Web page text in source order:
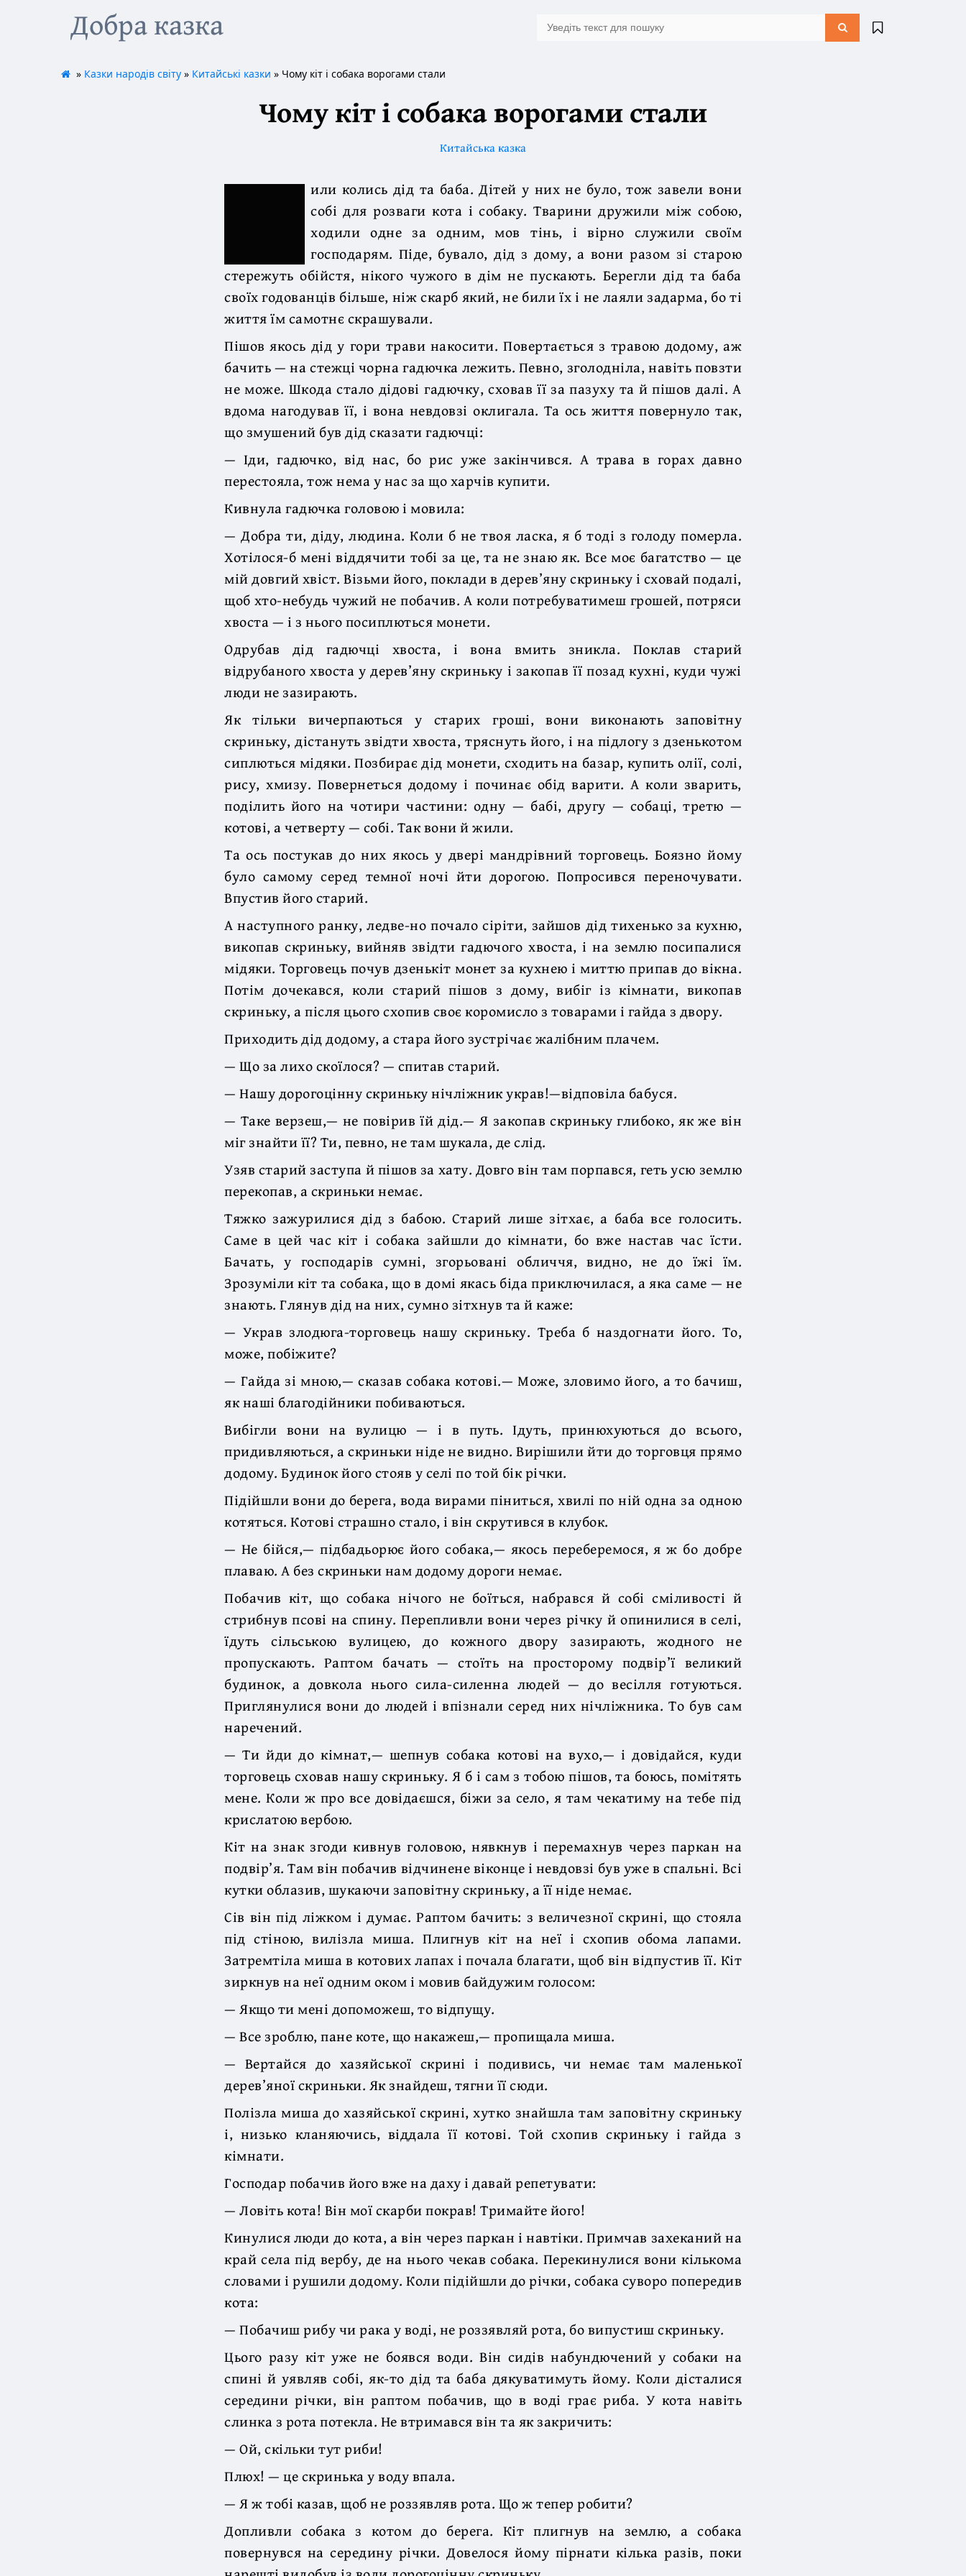
Добра казка
» Казки народів світу» Китайські казки » Чому кіт і собака ворогами стали
Чому кіт і собака ворогами стали
Китайська казка
или колись дід та баба. Дітей у них не було, тож завели вони
собі для розваги кота і собаку. Тварини дружили між собою,
ходили одне за одним, мов тінь, і вірно служили своїм
господарям. Піде, бувало, дід з дому, а вони разом зі старою
стережуть обійстя, нікого чужого в дім не пускають. Берегли дід та баба
своїх годованців більше, ніж скарб який, не били їх і не лаяли задарма, бо ті
життя їм самотнє скрашували.
Пішов якось дід у гори трави накосити. Повертається з травою додому, аж
бачить — на стежці чорна гадючка лежить. Певно, зголодніла, навіть повзти
не може. Шкода стало дідові гадючку, сховав її за пазуху та й пішов далі. А
вдома нагодував її, і вона невдовзі оклигала. Та ось життя повернуло так,
що змушений був дід сказати гадючці:
— Іди, гадючко, від нас, бо рис уже закінчився. А трава в горах давно
перестояла, тож нема у нас за що харчів купити.
Кивнула гадючка головою і мовила:
— Добра ти, діду, людина. Коли б не твоя ласка, я б тоді з голоду померла.
Хотілося-б мені віддячити тобі за це, та не знаю як. Все моє багатство — це
мій довгий хвіст. Візьми його, поклади в дерев’яну скриньку і сховай подалі,
щоб хто-небудь чужий не побачив. А коли потребуватимеш грошей, потряси
хвоста — і з нього посиплються монети.
Одрубав дід гадючці хвоста, і вона вмить зникла. Поклав старий
відрубаного хвоста у дерев’яну скриньку і закопав її позад кухні, куди чужі
люди не зазирають.
Як тільки вичерпаються у старих гроші, вони виконають заповітну
скриньку, дістануть звідти хвоста, тряснуть його, і на підлогу з дзенькотом
сиплються мідяки. Позбирає дід монети, сходить на базар, купить олії, солі,
рису, хмизу. Повернеться додому і починає обід варити. А коли зварить,
поділить його на чотири частини: одну — бабі, другу — собаці, третю —
котові, а четверту — собі. Так вони й жили.
Та ось постукав до них якось у двері мандрівний торговець. Боязно йому
було самому серед темної ночі йти дорогою. Попросився переночувати.
Впустив його старий.
А наступного ранку, ледве-но почало сіріти, зайшов дід тихенько за кухню,
викопав скриньку, вийняв звідти гадючого хвоста, і на землю посипалися
мідяки. Торговець почув дзенькіт монет за кухнею і миттю припав до вікна.
Потім дочекався, коли старий пішов з дому, вибіг із кімнати, викопав
скриньку, а після цього схопив своє коромисло з товарами і гайда з двору.
Приходить дід додому, а стара його зустрічає жалібним плачем.
— Що за лихо скоїлося? — спитав старий.
— Нашу дорогоцінну скриньку нічліжник украв!—відповіла бабуся.
— Таке верзеш,— не повірив їй дід.— Я закопав скриньку глибоко, як же він
міг знайти її? Ти, певно, не там шукала, де слід.
Узяв старий заступа й пішов за хату. Довго він там порпався, геть усю землю
перекопав, а скриньки немає.
Тяжко зажурилися дід з бабою. Старий лише зітхає, а баба все голосить.
Саме в цей час кіт і собака зайшли до кімнати, бо вже настав час їсти.
Бачать, у господарів сумні, згорьовані обличчя, видно, не до їжі їм.
Зрозуміли кіт та собака, що в домі якась біда приключилася, а яка саме — не
знають. Глянув дід на них, сумно зітхнув та й каже:
— Украв злодюга-торговець нашу скриньку. Треба б наздогнати його. То,
може, побіжите?
— Гайда зі мною,— сказав собака котові.— Може, зловимо його, а то бачиш,
як наші благодійники побиваються.
Вибігли вони на вулицю — і в путь. Ідуть, принюхуються до всього,
придивляються, а скриньки ніде не видно. Вирішили йти до торговця прямо
додому. Будинок його стояв у селі по той бік річки.
Підійшли вони до берега, вода вирами піниться, хвилі по ній одна за одною
котяться. Котові страшно стало, і він скрутився в клубок.
— Не бійся,— підбадьорює його собака,— якось переберемося, я ж бо добре
плаваю. А без скриньки нам додому дороги немає.
Побачив кіт, що собака нічого не боїться, набрався й собі сміливості й
стрибнув псові на спину. Перепливли вони через річку й опинилися в селі,
їдуть сільською вулицею, до кожного двору зазирають, жодного не
пропускають. Раптом бачать — стоїть на просторому подвір’ї великий
будинок, а довкола нього сила-силенна людей — до весілля готуються.
Приглянулися вони до людей і впізнали серед них нічліжника. То був сам
наречений.
— Ти йди до кімнат,— шепнув собака котові на вухо,— і довідайся, куди
торговець сховав нашу скриньку. Я б і сам з тобою пішов, та боюсь, помітять
мене. Коли ж про все довідаєшся, біжи за село, я там чекатиму на тебе під
крислатою вербою.
Кіт на знак згоди кивнув головою, нявкнув і перемахнув через паркан на
подвір’я. Там він побачив відчинене віконце і невдовзі був уже в спальні. Всі
кутки облазив, шукаючи заповітну скриньку, а її ніде немає.
Сів він під ліжком і думає. Раптом бачить: з величезної скрині, що стояла
під стіною, вилізла миша. Плигнув кіт на неї і схопив обома лапами.
Затремтіла миша в котових лапах і почала благати, щоб він відпустив її. Кіт
зиркнув на неї одним оком і мовив байдужим голосом:
— Якщо ти мені допоможеш, то відпущу.
— Все зроблю, пане коте, що накажеш,— пропищала миша.
— Вертайся до хазяйської скрині і подивись, чи немає там маленької
дерев’яної скриньки. Як знайдеш, тягни її сюди.
Полізла миша до хазяйської скрині, хутко знайшла там заповітну скриньку
і, низько кланяючись, віддала її котові. Той схопив скриньку і гайда з
кімнати.
Господар побачив його вже на даху і давай репетувати:
— Ловіть кота! Він мої скарби покрав! Тримайте його!
Кинулися люди до кота, а він через паркан і навтіки. Примчав захеканий на
край села під вербу, де на нього чекав собака. Перекинулися вони кількома
словами і рушили додому. Коли підійшли до річки, собака суворо попередив
кота:
— Побачиш рибу чи рака у воді, не роззявляй рота, бо випустиш скриньку.
Цього разу кіт уже не боявся води. Він сидів набундючений у собаки на
спині й уявляв собі, як-то дід та баба дякуватимуть йому. Коли дісталися
середини річки, він раптом побачив, що в воді грає риба. У кота навіть
слинка з рота потекла. Не втримався він та як закричить:
— Ой, скільки тут риби!
Плюх! — це скринька у воду впала.
— Я ж тобі казав, щоб не роззявляв рота. Що ж тепер робити?
Допливли собака з котом до берега. Кіт плигнув на землю, а собака
повернувся на середину річки. Довелося йому пірнати кілька разів, поки